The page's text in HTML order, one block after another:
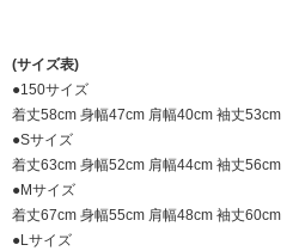
(サイズ表)
●150サイズ
着丈58cm 身幅47cm 肩幅40cm 袖丈53cm
●Sサイズ
着丈63cm 身幅52cm 肩幅44cm 袖丈56cm
●Mサイズ
着丈67cm 身幅55cm 肩幅48cm 袖丈60cm
●Lサイズ